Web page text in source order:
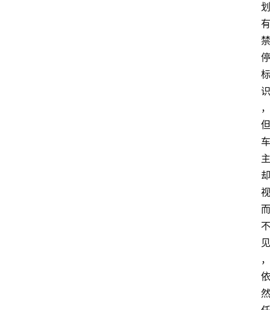
划
有
禁
停
标
识
，
但
车
主
却
视
而
不
见
，
依
然